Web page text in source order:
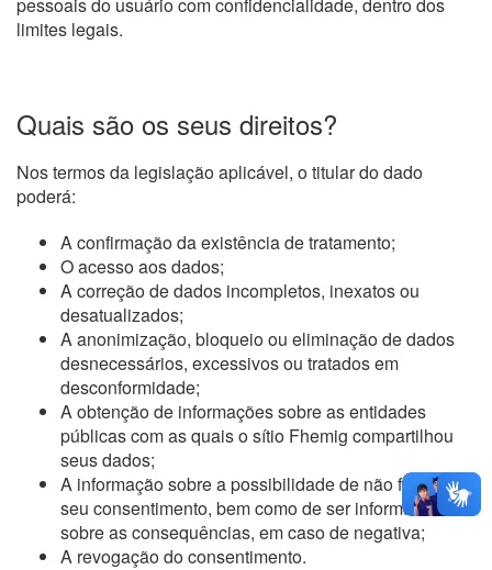
limites legais.
Quais são os seus direitos?
Nos termos da legislação aplicável, o titular do dado
poderá:
A confirmação da existência de tratamento;
O acesso aos dados;
A correção de dados incompletos, inexatos ou
desatualizados;
A anonimização, bloqueio ou eliminação de dados
desnecessários, excessivos ou tratados em
desconformidade;
A obtenção de informações sobre as entidades
públicas com as quais o sítio Fhemig compartilhou
seus dados;
A informação sobre a possibilidade de não fornecer o
seu consentimento, bem como de ser informado
sobre as consequências, em caso de negativa;
A revogação do consentimento.